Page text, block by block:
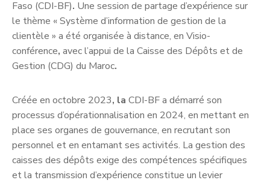
Faso (CDI-BF). Une session de partage d’expérience sur
le thème « Système d’information de gestion de la
clientèle » a été organisée à distance, en Visio-
conférence, avec l’appui de la Caisse des Dépôts et de
Gestion (CDG) du Maroc.
Créée en octobre 2023, la CDI-BF a démarré son
processus d’opérationnalisation en 2024, en mettant en
place ses organes de gouvernance, en recrutant son
personnel et en entamant ses activités. La gestion des
caisses des dépôts exige des compétences spécifiques
et la transmission d’expérience constitue un levier